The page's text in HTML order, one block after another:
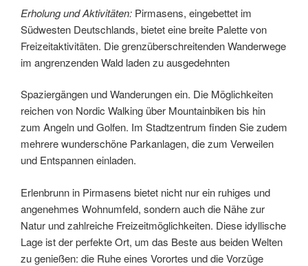
Erholung und Aktivitäten: Pirmasens, eingebettet im
Südwesten Deutschlands, bietet eine breite Palette von
Freizeitaktivitäten. Die grenzüberschreitenden Wanderwege
im angrenzenden Wald laden zu ausgedehnten
Spaziergängen und Wanderungen ein. Die Möglichkeiten
reichen von Nordic Walking über Mountainbiken bis hin
zum Angeln und Golfen. Im Stadtzentrum finden Sie zudem
mehrere wunderschöne Parkanlagen, die zum Verweilen
und Entspannen einladen.
Erlenbrunn in Pirmasens bietet nicht nur ein ruhiges und
angenehmes Wohnumfeld, sondern auch die Nähe zur
Natur und zahlreiche Freizeitmöglichkeiten. Diese idyllische
Lage ist der perfekte Ort, um das Beste aus beiden Welten
zu genießen: die Ruhe eines Vorortes und die Vorzüge